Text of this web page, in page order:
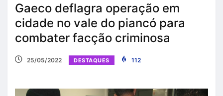
Gaeco deflagra operação em
cidade no vale do piancó para
combater facção criminosa
25/05/2022 DESTAQUES 112